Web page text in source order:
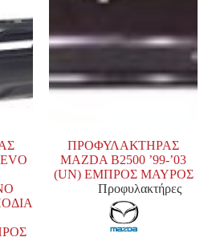
ΠΡΟΦΥΛΑΚΤΗΡΑΣ
MAZDA B2500 ’99-’03
(UN) ΕΜΠΡΟΣ ΜΑΥΡΟΣ
Προφυλακτήρες